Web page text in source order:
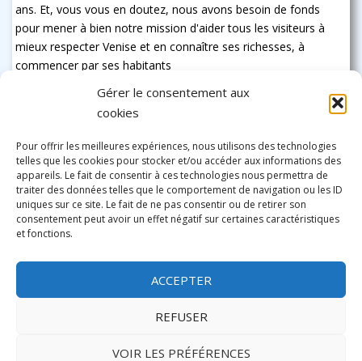
Gérer le consentement aux
cookies
Pour offrir les meilleures expériences, nous utilisons des technologies
telles que les cookies pour stocker et/ou accéder aux informations des
appareils. Le fait de consentir à ces technologies nous permettra de
traiter des données telles que le comportement de navigation ou les ID
uniques sur ce site. Le fait de ne pas consentir ou de retirer son
consentement peut avoir un effet négatif sur certaines caractéristiques
et fonctions.
ACCEPTER
REFUSER
VOIR LES PRÉFÉRENCES
ans. Et, vous vous en doutez, nous avons besoin de fonds
pour mener à bien notre mission d'aider tous les visiteurs à
mieux respecter Venise et en connaître ses richesses, à
commencer par ses habitants